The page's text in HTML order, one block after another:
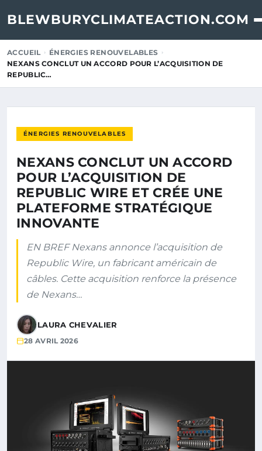
BLEWBURYCLIMATEACTION.COM
ACCUEIL
ÉNERGIES RENOUVELABLES
NEXANS CONCLUT UN ACCORD POUR L’ACQUISITION DE
REPUBLIC…
ÉNERGIES RENOUVELABLES
NEXANS CONCLUT UN ACCORD
POUR L’ACQUISITION DE
REPUBLIC WIRE ET CRÉE UNE
PLATEFORME STRATÉGIQUE
INNOVANTE
EN BREF Nexans annonce l’acquisition de
Republic Wire, un fabricant américain de
câbles. Cette acquisition renforce la présence
de Nexans…
LAURA CHEVALIER
28 AVRIL 2026